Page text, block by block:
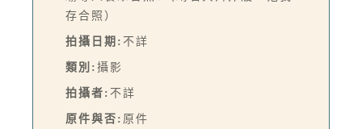
存合照）
拍攝日期: 不詳
類別: 攝影
拍攝者: 不詳
原件與否: 原件